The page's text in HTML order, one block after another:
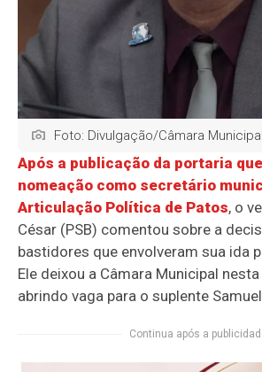
Foto: Divulgação/Câmara Municipal
Após a publicação da portaria
nomeação como secretário
Articulação Política de Patos, o
César (PSB) comentou sobre a
bastidores que envolveram sua ida
Ele deixou a Câmara Municipal
abrindo vaga para o suplente
Continua após a